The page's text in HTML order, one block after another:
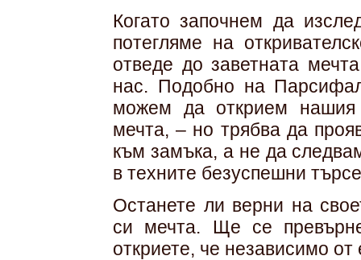
Когато започнем да
потегляме на
отведе до заветната
нас. Подобно на
можем да открием
мечта, – но трябва да
към замъка, а не да
в техните безуспешни
Останете ли верни на
си мечта. Ще се
откриете, че независимо от